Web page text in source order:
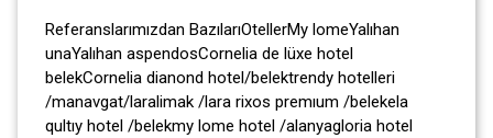
Referanslarımızdan BazılarıOtellerMy lomeYalıhan
unaYalıhan aspendosCornelia de lüxe hotel
belekCornelia dianond hotel/belektrendy hotelleri
/manavgat/laralimak /lara rixos premıum /belekela
qultıy hotel /belekmy lome hotel /alanyagloria hotel